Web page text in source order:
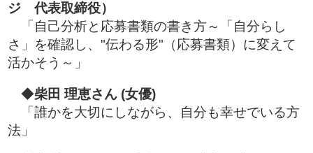
ジ 代表取締役）
「自己分析と応募書類の書き方～「自分らし
さ」を確認し、"伝わる形"（応募書類）に変えて
活かそう～」
◆柴田 理恵さん (女優)
「誰かを大切にしながら、自分も幸せでいる方
法」